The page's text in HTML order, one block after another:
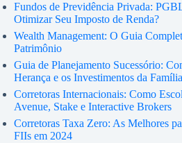
Fundos de Previdência Privada:
Otimizar Seu Imposto de Renda?
Wealth Management: O Guia
Patrimônio
Guia de Planejamento Sucessório:
Herança e os Investimentos da Família
Corretoras Internacionais: Como
Avenue, Stake e Interactive Brokers
Corretoras Taxa Zero: As Melhores
FIIs em 2024